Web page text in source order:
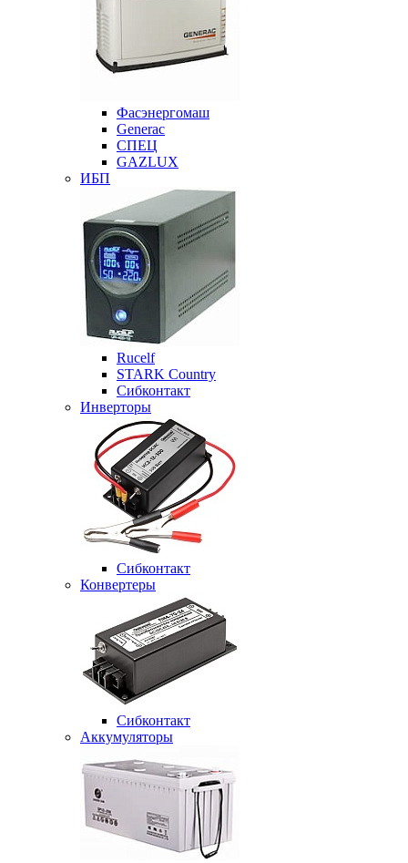
Фасэнергомаш
Generac
СПЕЦ
GAZLUX
ИБП
Rucelf
STARK Country
Сибконтакт
Инверторы
Сибконтакт
Конвертеры
Сибконтакт
Аккумуляторы